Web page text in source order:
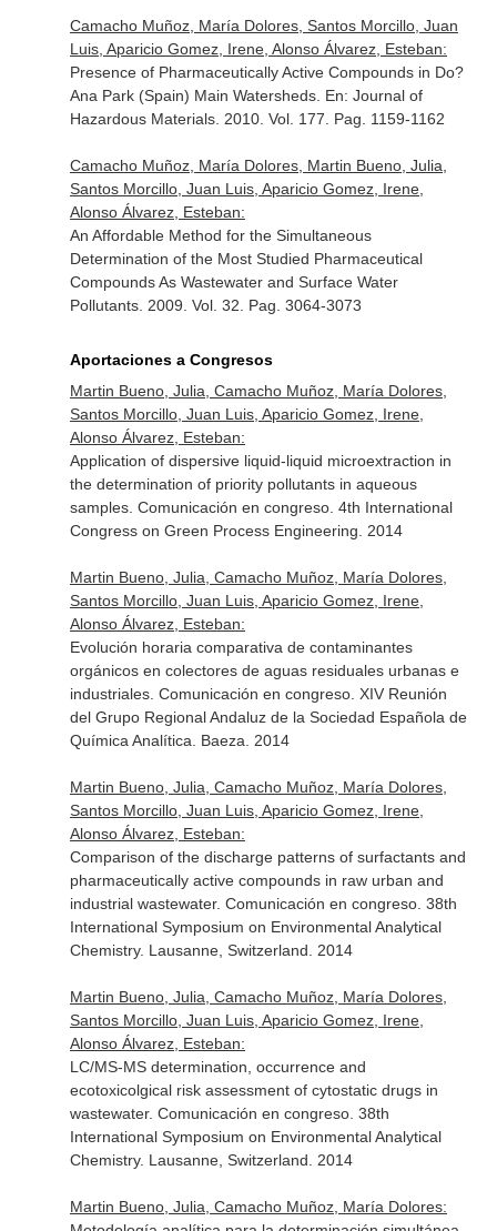
Camacho Muñoz, María Dolores, Santos Morcillo, Juan
Luis, Aparicio Gomez, Irene, Alonso Álvarez, Esteban:
Presence of Pharmaceutically Active Compounds in Do?
Ana Park (Spain) Main Watersheds. En: Journal of
Hazardous Materials. 2010. Vol. 177. Pag. 1159-1162
Camacho Muñoz, María Dolores, Martin Bueno, Julia,
Santos Morcillo, Juan Luis, Aparicio Gomez, Irene,
Alonso Álvarez, Esteban:
An Affordable Method for the Simultaneous
Determination of the Most Studied Pharmaceutical
Compounds As Wastewater and Surface Water
Pollutants. 2009. Vol. 32. Pag. 3064-3073
Aportaciones a Congresos
Martin Bueno, Julia, Camacho Muñoz, María Dolores,
Santos Morcillo, Juan Luis, Aparicio Gomez, Irene,
Alonso Álvarez, Esteban:
Application of dispersive liquid-liquid microextraction in
the determination of priority pollutants in aqueous
samples. Comunicación en congreso. 4th International
Congress on Green Process Engineering. 2014
Martin Bueno, Julia, Camacho Muñoz, María Dolores,
Santos Morcillo, Juan Luis, Aparicio Gomez, Irene,
Alonso Álvarez, Esteban:
Evolución horaria comparativa de contaminantes
orgánicos en colectores de aguas residuales urbanas e
industriales. Comunicación en congreso. XIV Reunión
del Grupo Regional Andaluz de la Sociedad Española de
Química Analítica. Baeza. 2014
Martin Bueno, Julia, Camacho Muñoz, María Dolores,
Santos Morcillo, Juan Luis, Aparicio Gomez, Irene,
Alonso Álvarez, Esteban:
Comparison of the discharge patterns of surfactants and
pharmaceutically active compounds in raw urban and
industrial wastewater. Comunicación en congreso. 38th
International Symposium on Environmental Analytical
Chemistry. Lausanne, Switzerland. 2014
Martin Bueno, Julia, Camacho Muñoz, María Dolores,
Santos Morcillo, Juan Luis, Aparicio Gomez, Irene,
Alonso Álvarez, Esteban:
LC/MS-MS determination, occurrence and
ecotoxicolgical risk assessment of cytostatic drugs in
wastewater. Comunicación en congreso. 38th
International Symposium on Environmental Analytical
Chemistry. Lausanne, Switzerland. 2014
Martin Bueno, Julia, Camacho Muñoz, María Dolores: